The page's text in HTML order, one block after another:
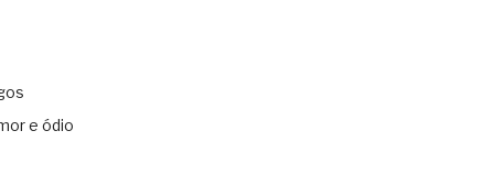
e ódio